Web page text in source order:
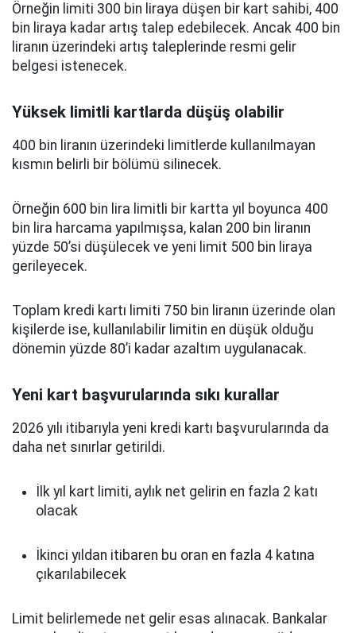
Örneğin limiti 300 bin liraya düşen bir kart sahibi, 400
bin liraya kadar artış talep edebilecek. Ancak 400 bin
liranın üzerindeki artış taleplerinde resmi gelir
belgesi istenecek.
Yüksek limitli kartlarda düşüş olabilir
400 bin liranın üzerindeki limitlerde kullanılmayan
kısmın belirli bir bölümü silinecek.
Örneğin 600 bin lira limitli bir kartta yıl boyunca 400
bin lira harcama yapılmışsa, kalan 200 bin liranın
yüzde 50’si düşülecek ve yeni limit 500 bin liraya
gerileyecek.
Toplam kredi kartı limiti 750 bin liranın üzerinde olan
kişilerde ise, kullanılabilir limitin en düşük olduğu
dönemin yüzde 80’i kadar azaltım uygulanacak.
Yeni kart başvurularında sıkı kurallar
2026 yılı itibarıyla yeni kredi kartı başvurularında da
daha net sınırlar getirildi.
İlk yıl kart limiti, aylık net gelirin en fazla 2 katı
olacak
İkinci yıldan itibaren bu oran en fazla 4 katına
çıkarılabilecek
Limit belirlemede net gelir esas alınacak. Bankalar